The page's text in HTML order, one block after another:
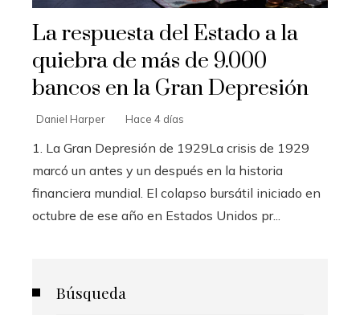
La respuesta del Estado a la
quiebra de más de 9.000
bancos en la Gran Depresión
Daniel Harper Hace 4 días
1. La Gran Depresión de 1929La crisis de 1929
marcó un antes y un después en la historia
financiera mundial. El colapso bursátil iniciado en
octubre de ese año en Estados Unidos pr...
Búsqueda